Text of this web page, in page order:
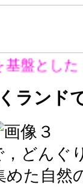
盤とした
ランド
どんぐ
めた自然